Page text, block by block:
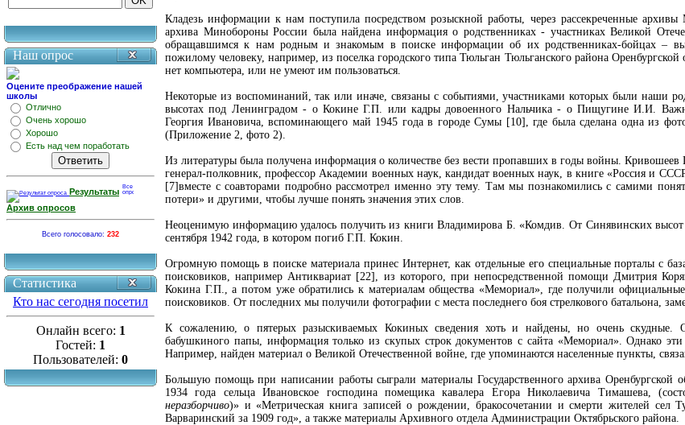
Наш опрос
Оцените преображение нашей
школы
Отлично
Очень хорошо
Хорошо
Есть над чем поработать
Результаты
Архив опросов
Всего голосовало: 232
Статистика
Кто нас сегодня посетил
Онлайн всего: 1
Гостей: 1
Пользователей: 0
Кладезь информации к нам поступила посредством розыскной работы, через рассекреченные
архива Минобороны России была найдена информация о родственниках - участниках Великой
обращавшимся к нам родным и знакомым в поиске информации об их родственниках-бойцах –
пожилому человеку, например, из поселка городского типа Тюльган Тюльганского района
нет компьютера, или не умеют им пользоваться.
Некоторые из воспоминаний, так или иначе, связаны с событиями, участниками которых были наши
высотах под Ленинградом - о Кокине Г.П. или кадры довоенного Нальчика - о Пищугине И.И.
Георгия Ивановича, вспоминающего май 1945 года в городе Сумы [10], где была сделана одна из
(Приложение 2, фото 2).
Из литературы была получена информация о количестве без вести пропавших в годы войны. Кривошеев
генерал-полковник, профессор Академии военных наук, кандидат военных наук, в книге «Россия и
[7]вместе с соавторами подробно рассмотрел именно эту тему. Там мы познакомились с самими
потери» и другими, чтобы лучше понять значения этих слов.
Неоценимую информацию удалось получить из книги Владимирова Б. «Комдив. От Синявинских
сентября 1942 года, в котором погиб Г.П. Кокин.
Огромную помощь в поиске материала принес Интернет, как отдельные его специальные порталы с
поисковиков, например Антиквариат [22], из которого, при непосредственной помощи Дмитрия
Кокина Г.П., а потом уже обратились к материалам общества «Мемориал», где получили
поисковиков. От последних мы получили фотографии с места последнего боя стрелкового батальона,
К сожалению, о пятерых разыскиваемых Кокиных сведения хоть и найдены, но очень
бабушкиного папы, информация только из скупых строк документов с сайта «Мемориал». Однако
Например, найден материал о Великой Отечественной войне, где упоминаются населенные пункты,
Большую помощь при написании работы сыграли материалы Государственного архива Оренбургской
1934 года сельца Ивановское господина помещика кавалера Егора Николаевича Тимашева,
неразборчиво)» и «Метрическая книга записей о рождении, бракосочетании и смерти жителей сел
Варваринский за 1909 год», а также материалы Архивного отдела Администрации Октябрьского района.